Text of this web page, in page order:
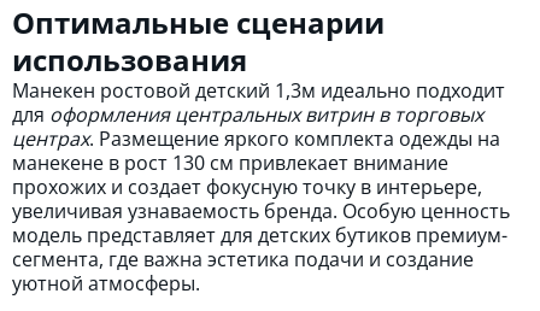
Оптимальные сценарии
использования
Манекен ростовой детский 1,3м идеально подходит
для оформления центральных витрин в торговых
центрах. Размещение яркого комплекта одежды на
манекене в рост 130 см привлекает внимание
прохожих и создает фокусную точку в интерьере,
увеличивая узнаваемость бренда. Особую ценность
модель представляет для детских бутиков премиум-
сегмента, где важна эстетика подачи и создание
уютной атмосферы.